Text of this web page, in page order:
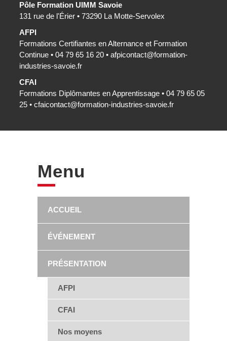
Pôle Formation UIMM Savoie
131 rue de l'Érier • 73290 La Motte-Servolex
AFPI
Formations Certifiantes en Alternance et Formation
Continue • 04 79 65 16 20 • afpicontact@formation-
industries-savoie.fr
CFAI
Formations Diplômantes en Apprentissage • 04 79 65 05
25 • cfaicontact@formation-industries-savoie.fr
Menu
ACCUEIL
ÉVÉNEMENT
PRÉSENTATION
AFPI
CFAI
Nos moyens